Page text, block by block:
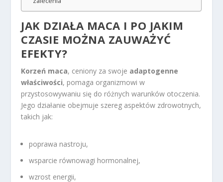
JAK DZIAŁA MACA I PO JAKIM
CZASIE MOŻNA ZAUWAŻYĆ
EFEKTY?
Korzeń maca, ceniony za swoje adaptogenne
właściwości, pomaga organizmowi w
przystosowywaniu się do różnych warunków otoczenia.
Jego działanie obejmuje szereg aspektów zdrowotnych,
takich jak:
poprawa nastroju,
wsparcie równowagi hormonalnej,
wzrost energii,